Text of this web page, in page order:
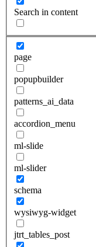
Search in content
page
popupbuilder
patterns_ai_data
accordion_menu
ml-slide
ml-slider
schema
wysiwyg-widget
jtrt_tables_post